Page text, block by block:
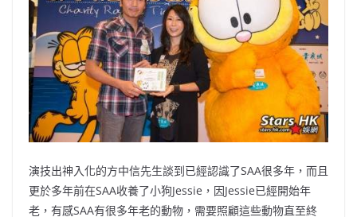
演技出神入化的方中信先生談到已經認識了SAA很多年，而且
更於多年前在SAA收養了小狗Jessie，因Jessie已經開始年
老，有感SAA有很多年老的動物，需要照顧這些動物直至終